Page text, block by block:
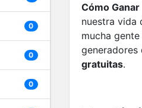
Cómo
nuestra vida
mucha
generadores
gratuitas.
0
0
0